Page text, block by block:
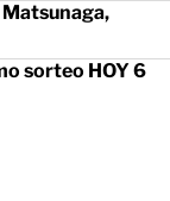
Matsunaga,
sorteo HOY 6